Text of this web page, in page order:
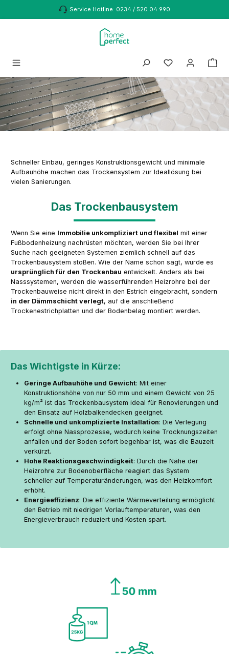
Zum Hauptinhalt springenService Hotline: 0234 / 520 04 990
Schneller Einbau, geringes Konstruktionsgewicht und minimale
Aufbauhöhe machen das Trockensystem zur Ideallösung bei
vielen Sanierungen.
Das Trockenbausystem
Wenn Sie eine Immobilie unkompliziert und flexibel mit einer
Fußbodenheizung nachrüsten möchten, werden Sie bei Ihrer
Suche nach geeigneten Systemen ziemlich schnell auf das
Trockenbausystem stoßen. Wie der Name schon sagt, wurde es
ursprünglich für den Trockenbau entwickelt. Anders als bei
Nasssystemen, werden die wasserführenden Heizrohre bei der
Trockenbauweise nicht direkt in den Estrich eingebracht, sondern
in der Dämmschicht verlegt, auf die anschließend
Trockenestrichplatten und der Bodenbelag montiert werden.
Das Wichtigste in Kürze:
Geringe Aufbauhöhe und Gewicht: Mit einer
Konstruktionshöhe von nur 50 mm und einem Gewicht von 25
kg/m² ist das Trockenbausystem ideal für Renovierungen und
den Einsatz auf Holzbalkendecken geeignet.
Schnelle und unkomplizierte Installation: Die Verlegung
erfolgt ohne Nassprozesse, wodurch keine Trocknungszeiten
anfallen und der Boden sofort begehbar ist, was die Bauzeit
verkürzt.
Hohe Reaktionsgeschwindigkeit: Durch die Nähe der
Heizrohre zur Bodenoberfläche reagiert das System
schneller auf Temperaturänderungen, was den Heizkomfort
erhöht.
Energieeffizienz: Die effiziente Wärmeverteilung ermöglicht
den Betrieb mit niedrigen Vorlauftemperaturen, was den
Energieverbrauch reduziert und Kosten spart.